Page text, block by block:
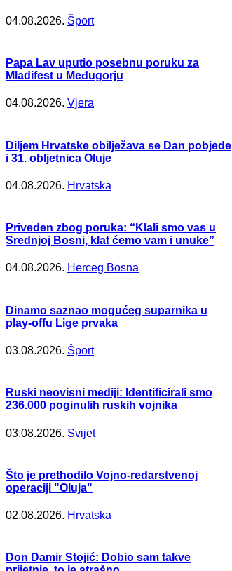
04.08.2026. Šport
Papa Lav uputio posebnu poruku za
Mladifest u Međugorju
04.08.2026. Vjera
Diljem Hrvatske obilježava se Dan pobjede
i 31. obljetnica Oluje
04.08.2026. Hrvatska
Priveden zbog poruka: “Klali smo vas u
Srednjoj Bosni, klat ćemo vam i unuke”
04.08.2026. Herceg Bosna
Dinamo saznao mogućeg suparnika u
play-offu Lige prvaka
03.08.2026. Šport
Ruski neovisni mediji: Identificirali smo
236.000 poginulih ruskih vojnika
03.08.2026. Svijet
Što je prethodilo Vojno-redarstvenoj
operaciji "Oluja"
02.08.2026. Hrvatska
Don Damir Stojić: Dobio sam takve